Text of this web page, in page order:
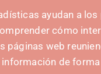
ayudan a
cómo
páginas web
de forma